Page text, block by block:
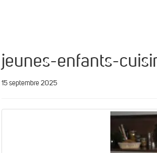
jeunes-enfants-
15 septembre 2025